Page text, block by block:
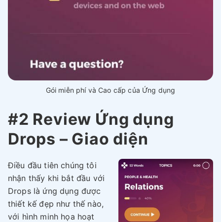
Gói miễn phí và Cao cấp của Ứng dụng
#2 Review Ứng dụng
Drops – Giao diện
Điều đầu tiên chúng tôi
nhận thấy khi bắt đầu với
Drops là ứng dụng được
thiết kế đẹp như thế nào,
với hình minh họa hoạt